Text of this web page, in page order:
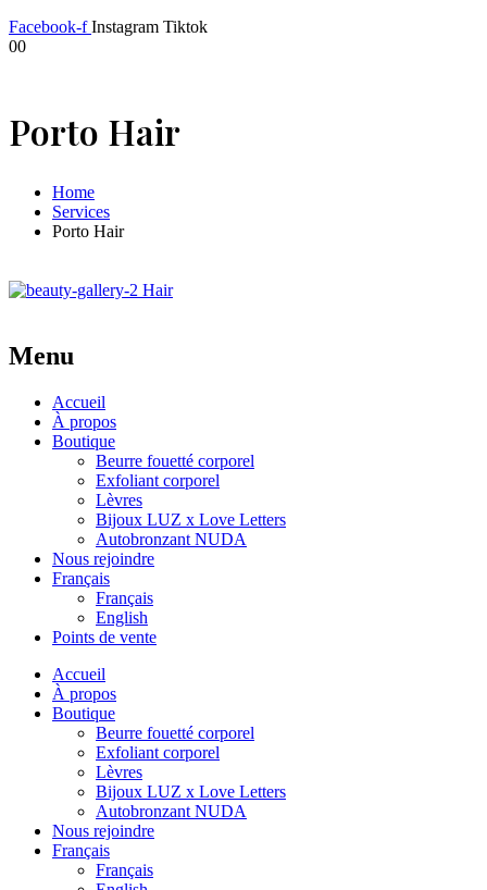
Facebook-f Instagram Tiktok
00
Porto Hair
Home
Services
Porto Hair
Hair
Menu
Accueil
À propos
Boutique
Beurre fouetté corporel
Exfoliant corporel
Lèvres
Bijoux LUZ x Love Letters
Autobronzant NUDA
Nous rejoindre
Français
Français
English
Points de vente
Accueil
À propos
Boutique
Beurre fouetté corporel
Exfoliant corporel
Lèvres
Bijoux LUZ x Love Letters
Autobronzant NUDA
Nous rejoindre
Français
Français